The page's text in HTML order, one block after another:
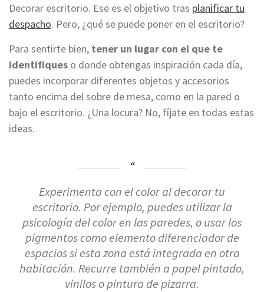
Decorar escritorio. Ese es el objetivo tras planificar tu
despacho. Pero, ¿qué se puede poner en el escritorio?
Para sentirte bien, tener un lugar con el que te
identifiques o donde obtengas inspiración cada día,
puedes incorporar diferentes objetos y accesorios
tanto encima del sobre de mesa, como en la pared o
bajo el escritorio. ¿Una locura? No, fíjate en todas estas
ideas.
Experimenta con el color al decorar tu
escritorio. Por ejemplo, puedes utilizar la
psicología del color en las paredes, o usar los
pigmentos como elemento diferenciador de
espacios si esta zona está integrada en otra
habitación. Recurre también a papel pintado,
vinilos o pintura de pizarra.